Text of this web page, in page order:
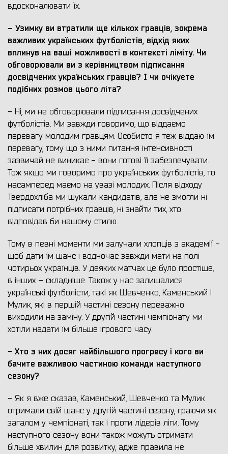
вдосконалювати їх.
– Узимку ви втратили ще кількох гравців, зокрема
важливих українських футболістів, відхід яких
вплинув на ваші можливості в контексті ліміту. Чи
обговорювали ви з керівництвом підписання
досвідчених українських гравців? І чи очікуєте
подібних розмов цього літа?
- Ні, ми не обговорювали підписання досвідчених
футболістів. Ми завжди говоримо, що віддаємо
перевагу молодим гравцям. Особисто я теж віддаю їм
перевагу, тому що з ними питання інтенсивності
зазвичай не виникає - вони готові її забезпечувати.
Тож якщо ми говоримо про українських футболістів, то
насамперед маємо на увазі молодих. Після відходу
Твердохліба ми шукали кандидатів, але не змогли ні
підписати потрібних гравців, ні знайти тих, хто
відповідав би нашому стилю.
Тому в певні моменти ми залучали хлопців з академії -
щоб дати їм шанс і водночас завжди мати на полі
чотирьох українців. У деяких матчах це було простіше,
в інших – складніше. Також у нас залишалися
українські футболісти, такі як Шевченко, Каменський і
Мулик, які в першій частині сезону переважно
виходили на заміну. У другій частині чемпіонату ми
хотіли надати їм більше ігрового часу.
- Хто з них досяг найбільшого прогресу і кого ви
бачите важливою частиною команди наступного
сезону?
- Як я вже сказав, Каменський, Шевченко та Мулик
отримали свій шанс у другій частині сезону, граючи як
загалом у чемпіонаті, так і проти лідерів ліги. Тому
наступного сезону вони також можуть отримати
більше хвилин для розвитку, адже правила не